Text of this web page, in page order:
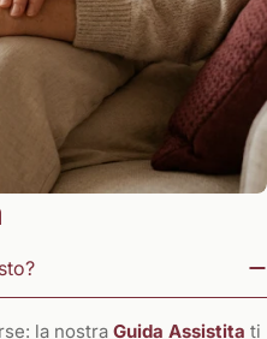
la nostra Guida Assistita ti